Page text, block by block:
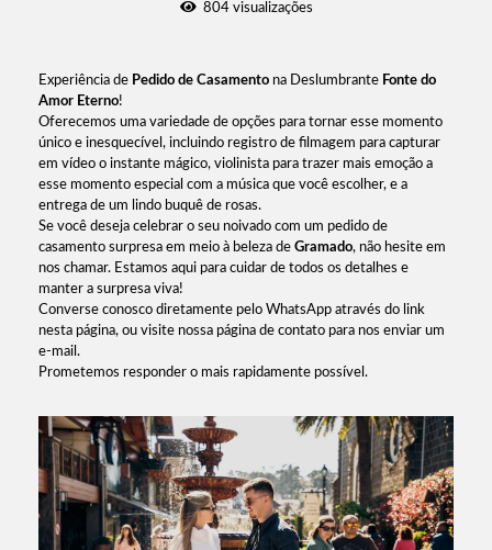
804visualizações
Experiência de Pedido de Casamento na Deslumbrante Fonte do
Amor Eterno!
Oferecemos uma variedade de opções para tornar esse momento
único e inesquecível, incluindo registro de filmagem para capturar
em vídeo o instante mágico, violinista para trazer mais emoção a
esse momento especial com a música que você escolher, e a
entrega de um lindo buquê de rosas.
Se você deseja celebrar o seu noivado com um pedido de
casamento surpresa em meio à beleza de Gramado, não hesite em
nos chamar. Estamos aqui para cuidar de todos os detalhes e
manter a surpresa viva!
Converse conosco diretamente pelo WhatsApp através do link
nesta página, ou visite nossa página de contato para nos enviar um
e-mail.
Prometemos responder o mais rapidamente possível.